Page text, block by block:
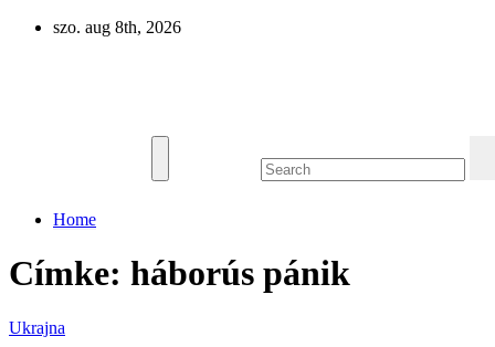
Skip
szo. aug 8th, 2026
Home
Címke: háborús pánik
Ukrajna